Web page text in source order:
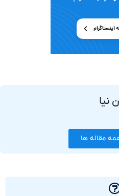
نیا
مقاله ها